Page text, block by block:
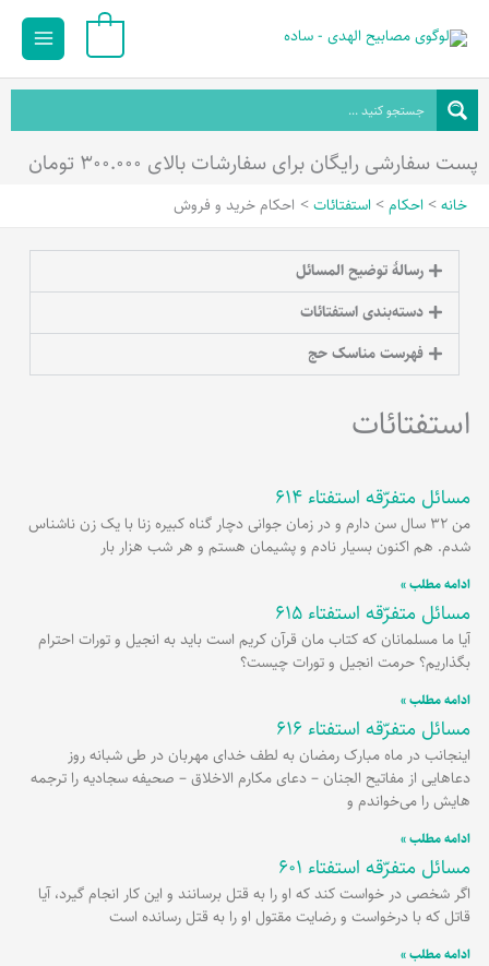
محتوا
Main
پست سفارشی رایگان برای سفارشات بالای ۳۰۰.۰۰۰ تومان
خانه احکام استفتائات احکام خرید و فروش
رسالۀ توضیح المسائل
دسته‌بندی استفتائات
فهرست مناسک حج
استفتائات
مسائل متفرّقه استفتاء 614
من 32 سال سن دارم و در زمان جوانی دچار گناه کبیره زنا با یک زن ناشناس
شدم. هم اکنون بسیار نادم و پشیمان هستم و هر شب هزار بار
ادامه مطلب »
مسائل متفرّقه استفتاء 615
آیا ما مسلمانان که کتاب مان قرآن کریم است باید به انجیل و تورات احترام
بگذاریم؟ حرمت انجیل و تورات چیست؟
ادامه مطلب »
مسائل متفرّقه استفتاء 616
اینجانب در ماه مبارک رمضان به لطف خدای مهربان در طی شبانه روز
دعاهایی از مفاتیح الجنان – دعای مکارم الاخلاق – صحیفه سجادیه را ترجمه
هایش را می‌خواندم و
ادامه مطلب »
مسائل متفرّقه استفتاء 601
اگر شخصی در خواست کند که او را به قتل برسانند و این کار انجام گیرد، آیا
قاتل که با درخواست و رضایت مقتول او را به قتل رسانده است
ادامه مطلب »
برگهبرگهبرگهبرگه برگه